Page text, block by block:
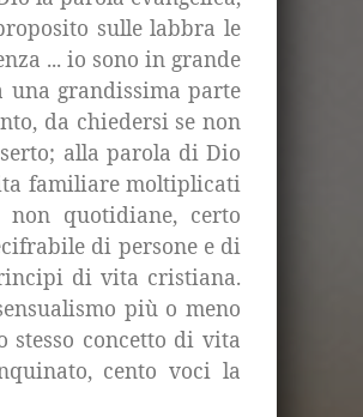
sulle labbra le
... io sono in grande
grandissima parte
da chiedersi se non
alla parola di Dio
familiare moltiplicati
quotidiane, certo
di persone e di
di vita cristiana.
più o meno
concetto di vita
cento voci la